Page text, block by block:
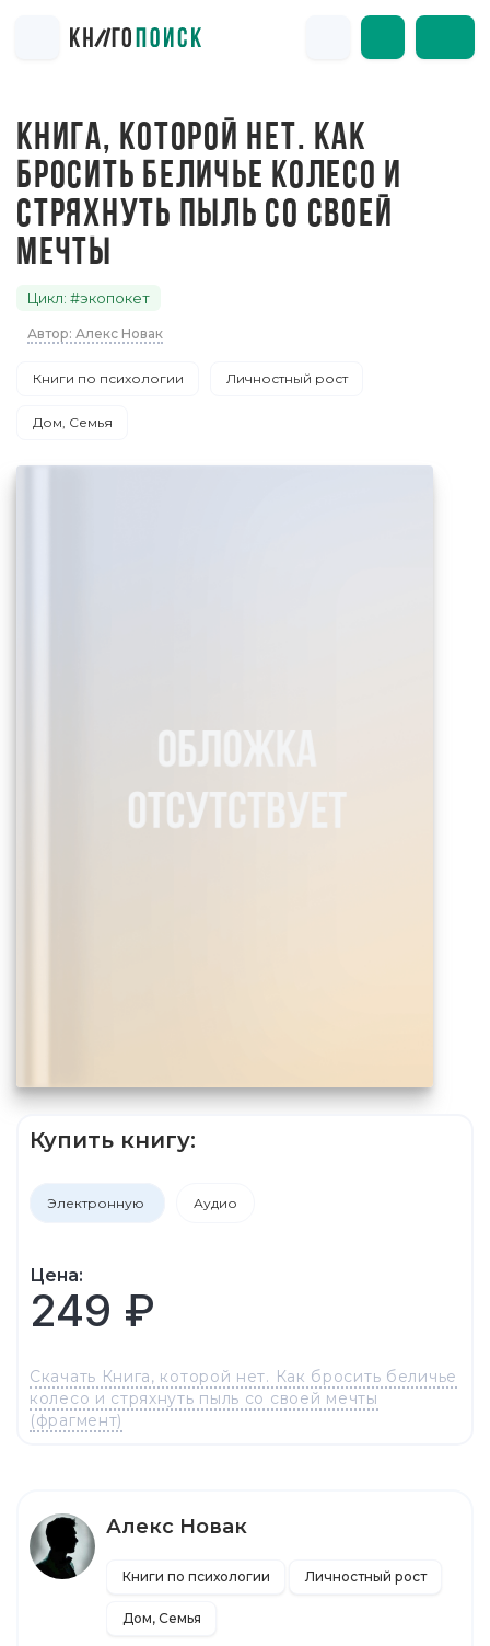
КНИГА, КОТОРОЙ НЕТ. КАК
БРОСИТЬ БЕЛИЧЬЕ КОЛЕСО И
СТРЯХНУТЬ ПЫЛЬ СО СВОЕЙ
МЕЧТЫ
Цикл: #экопокет
Автор: Алекс Новак
Книги по психологии Личностный рост
Дом, Семья
Купить книгу:
Электронную Аудио
Цена:
249 ₽
Скачать Книга, которой нет. Как бросить беличье
колесо и стряхнуть пыль со своей мечты
(фрагмент)
Алекс Новак
Книги по психологии Личностный рост
Дом, Семья